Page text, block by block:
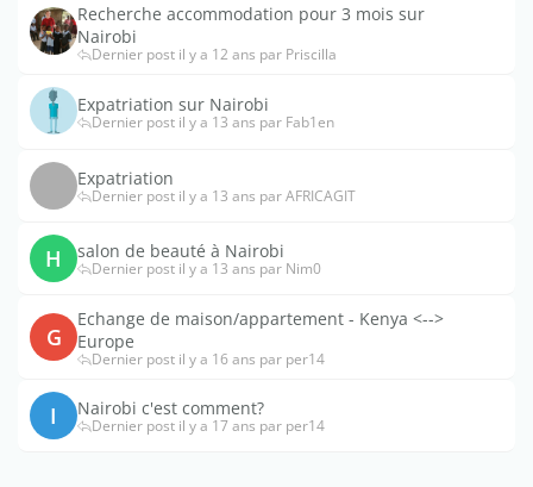
Recherche accommodation pour 3 mois sur
Nairobi
Dernier post il y a 12 ans par Priscilla
Expatriation sur Nairobi
Dernier post il y a 13 ans par Fab1en
Expatriation
Dernier post il y a 13 ans par AFRICAGIT
H salon de beauté à Nairobi
Dernier post il y a 13 ans par Nim0
G
Echange de maison/appartement - Kenya <-->
Europe
Dernier post il y a 16 ans par per14
I Nairobi c'est comment?
Dernier post il y a 17 ans par per14